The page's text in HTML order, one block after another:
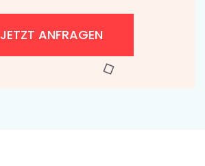
JETZT ANFRAGEN